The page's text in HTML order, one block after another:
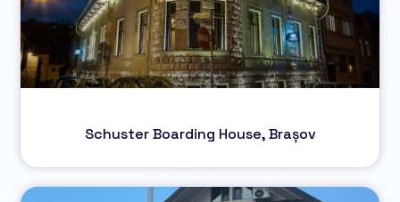
Schuster Boarding House, Brașov